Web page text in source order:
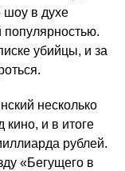
шоу в духе
популярностью.
убийцы, и за
несколько
и в итоге
рублей.
«Бегущего в